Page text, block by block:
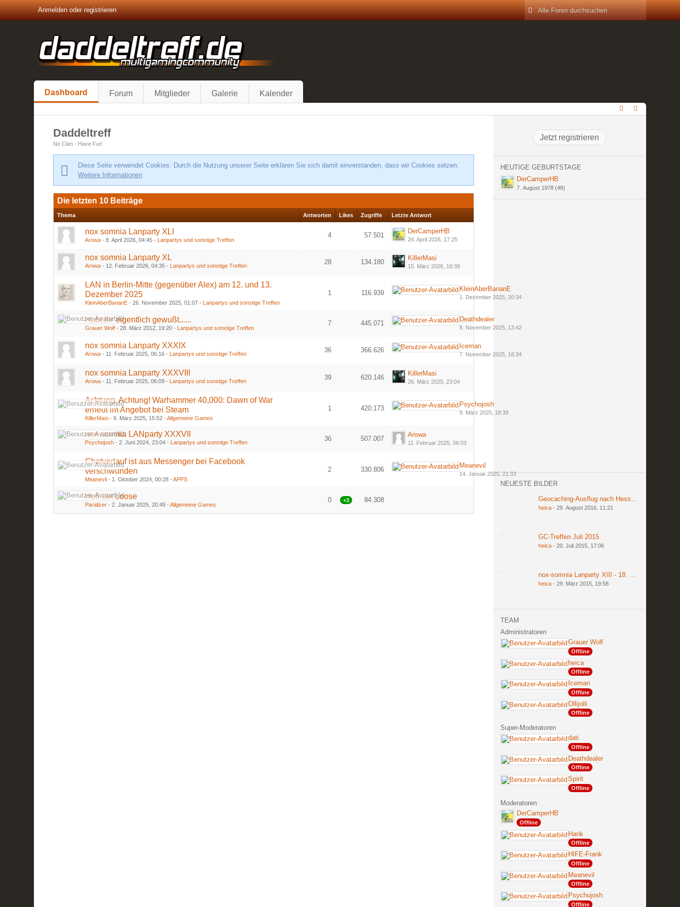
Anmelden oder registrieren
Dashboard Forum Mitglieder Galerie Kalender
Daddeltreff
No Clan - Have Fun
Diese Seite verwendet Cookies. Durch die Nutzung unserer Seite erklären Sie sich damit einverstanden, dass wir Cookies setzen.
Weitere Informationen
Die letzten 10 Beiträge
Thema Antworten Likes Zugriffe Letzte Antwort
nox somnia Lanparty XLI
Arowa -8. April 2026, 04:45 -Lanpartys und sonstige Treffen
4 57.501
DerCamperHB
24. April 2026, 17:25
nox somnia Lanparty XL
Arowa - 12. Februar 2026, 04:35 -Lanpartys und sonstige Treffen 28 134.180
KillerMasi
15. März 2026, 18:39
LAN in Berlin-Mitte (gegenüber Alex) am 12. und 13.
Dezember 2025
KleinAberBananE -26. November 2025, 01:07 -Lanpartys und sonstige Treffen
1 116.939
KleinAberBananE
1. Dezember 2025, 20:34
Habt ihr eigentlich gewußt......
Grauer Wolf -28. März 2012, 19:20 -Lanpartys und sonstige Treffen
7 445.071
Deathdealer
8. November 2025, 13:42
nox somnia Lanparty XXXIX
Arowa - 11. Februar 2025, 06:16 -Lanpartys und sonstige Treffen 36 366.626
Iceman
7. November 2025, 18:34
nox somnia Lanparty XXXVIII
Arowa - 11. Februar 2025, 06:09 -Lanpartys und sonstige Treffen 39 620.146
KillerMasi
26. März 2025, 23:04
Achtung, Achtung! Warhammer 40,000: Dawn of War
erneut im Angebot bei Steam
KillerMasi -9. März 2025, 15:52 -Allgemeine Games
1 420.173
Psychojosh
9. März 2025, 18:39
nox somnia LANparty XXXVII
Psychojosh -2. Juni 2024, 23:04 -Lanpartys und sonstige Treffen 36 507.007
Arowa
11. Februar 2025, 06:03
Chatverlauf ist aus Messenger bei Facebook
verschwunden
Meanevil - 1. Oktober 2024, 00:28 -APPS
2 330.806
Meanevil
14. Januar 2025, 21:33
Hell Let Loose
Paralizer -2. Januar 2025, 20:49 -Allgemeine Games
0 +3 84.308
Jetzt registrieren
HEUTIGE GEBURTSTAGE
DerCamperHB
7. August 1978 (48)
NEUESTE BILDER
Geocaching-Ausflug nach Hessen am 27. und
heica -29. August 2016, 11:21
GC-Treffen Juli 2015
heica -20. Juli 2015, 17:06
nox-somnia Lanparty XIII - 18. bis 20. März
heica -29. März 2015, 19:58
TEAM
Administratoren
Grauer Wolf
Offline
heica
Offline
Iceman
Offline
Ollijolli
Offline
Super-Moderatoren
dati
Offline
Deathdealer
Offline
Spirit
Offline
Moderatoren
DerCamperHB
Offline
Hank
Offline
HIFE-Frank
Offline
Meanevil
Offline
Psychojosh
Offline